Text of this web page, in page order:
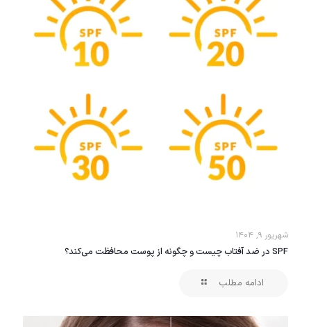
شهریور ۹, ۱۴۰۴
SPF در ضد آفتاب چیست و چگونه از پوست محافظت می‌کند؟
ادامه مطلب